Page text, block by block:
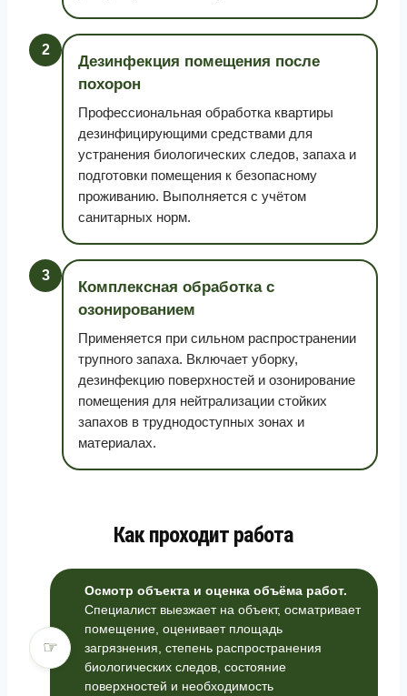
2
Дезинфекция помещения после
похорон
Профессиональная обработка квартиры
дезинфицирующими средствами для
устранения биологических следов, запаха и
подготовки помещения к безопасному
проживанию. Выполняется с учётом
санитарных норм.
3
Комплексная обработка с
озонированием
Применяется при сильном распространении
трупного запаха. Включает уборку,
дезинфекцию поверхностей и озонирование
помещения для нейтрализации стойких
запахов в труднодоступных зонах и
материалах.
Как проходит работа
☞
Осмотр объекта и оценка объёма работ.
Специалист выезжает на объект, осматривает
помещение, оценивает площадь
загрязнения, степень распространения
биологических следов, состояние
поверхностей и необходимость